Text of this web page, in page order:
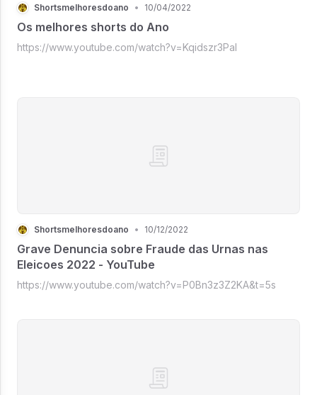
Shortsmelhoresdoano • 10/04/2022
Os melhores shorts do Ano
https://www.youtube.com/watch?v=Kqidszr3PaI
Shortsmelhoresdoano • 10/12/2022
Grave Denuncia sobre Fraude das Urnas nas
Eleicoes 2022 - YouTube
https://www.youtube.com/watch?v=P0Bn3z3Z2KA&t=5s